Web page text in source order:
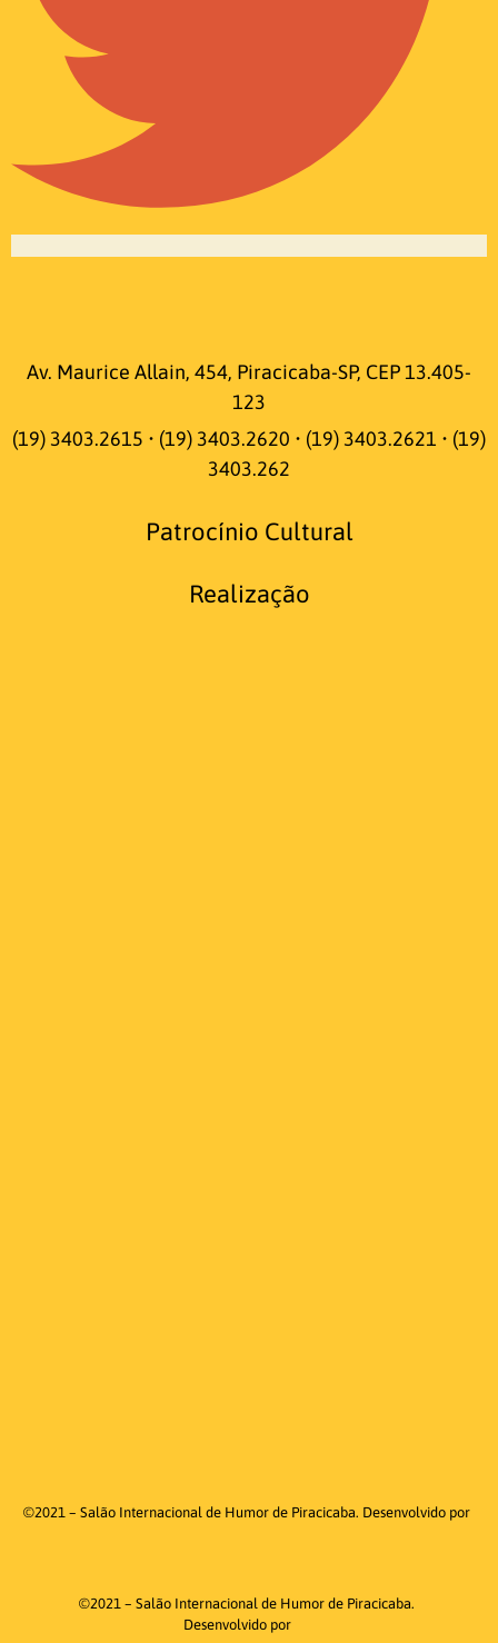
Av. Maurice Allain, 454, Piracicaba-SP, CEP 13.405-
123
(19) 3403.2615 • (19) 3403.2620 • (19) 3403.2621 • (19)
3403.262
Patrocínio Cultural
Realização
©2021 – Salão Internacional de Humor de Piracicaba. Desenvolvido por
©2021 – Salão Internacional de Humor de Piracicaba.
Desenvolvido por